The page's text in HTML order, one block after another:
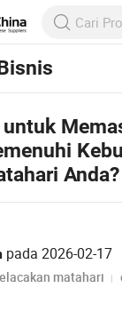
Anda?
pada2026-02-17
matahari